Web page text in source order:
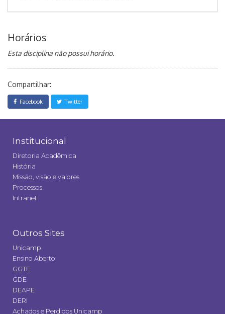
Horários
Esta disciplina não possui horário.
Compartilhar:
Facebook Twitter
Institucional
Diretoria Acadêmica
História
Missão, visão e valores
Processos
Intranet
Outros Sites
Unicamp
Ensino Aberto
GGTE
GDE
DEAPE
DERI
Achados e Perdidos Unicamp